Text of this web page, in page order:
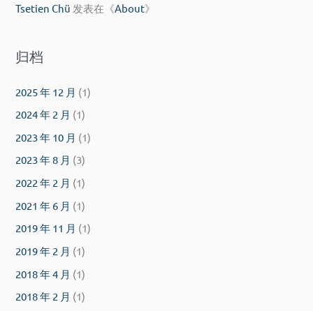
Tsetien Chü 发表在《About》
归档
2025 年 12 月 (1)
2024 年 2 月 (1)
2023 年 10 月 (1)
2023 年 8 月 (3)
2022 年 2 月 (1)
2021 年 6 月 (1)
2019 年 11 月 (1)
2019 年 2 月 (1)
2018 年 4 月 (1)
2018 年 2 月 (1)